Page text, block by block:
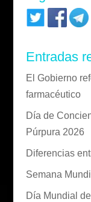
Entradas
El Gobierno
farmacéutico
Día de
Púrpura 2026
Diferencias
Semana
Día Mundial